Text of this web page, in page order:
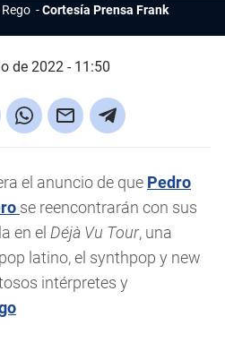
Cortesía Prensa Frank
de 2022 - 11:50
el anuncio de que Pedro
se reencontrarán con sus
en el Déjà Vu Tour, una
latino, el synthpop y new
intérpretes y